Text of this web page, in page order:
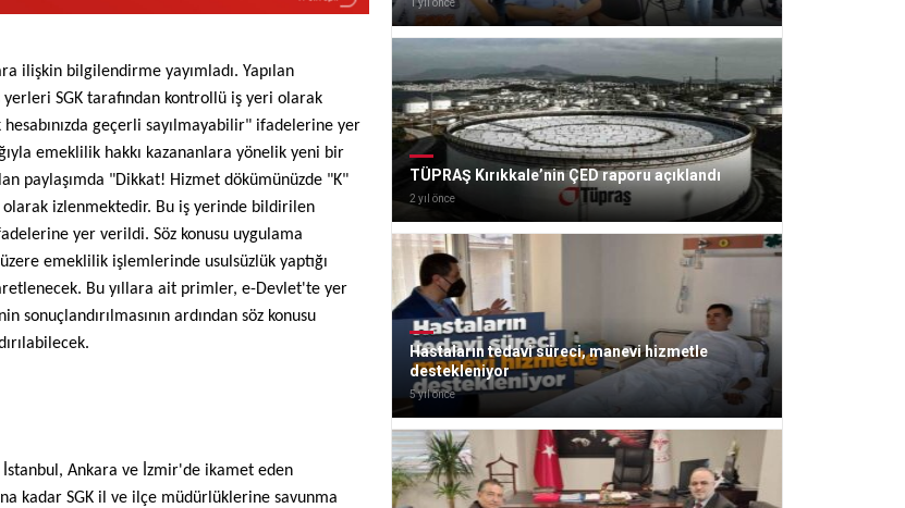
ilişkin bilgilendirme yayımladı. Yapılan
SGK tarafından kontrollü iş yeri olarak
geçerli sayılmayabilir" ifadelerine yer
emeklilik hakkı kazananlara yönelik yeni bir
paylaşımda "Dikkat! Hizmet dökümünüzde "K"
izlenmektedir. Bu iş yerinde bildirilen
yer verildi. Söz konusu uygulama
emeklilik işlemlerinde usulsüzlük yaptığı
Bu yıllara ait primler, e-Devlet'te yer
ardından söz konusu
İstanbul, Ankara ve İzmir'de ikamet eden
kadar SGK il ve ilçe müdürlüklerine savunma
1 yıl önce
TÜPRAŞ Kırıkkale’nin ÇED raporu açıklandı
2 yıl önce
Hastaların tedavi süreci, manevi hizmetle
destekleniyor
5 yıl önce